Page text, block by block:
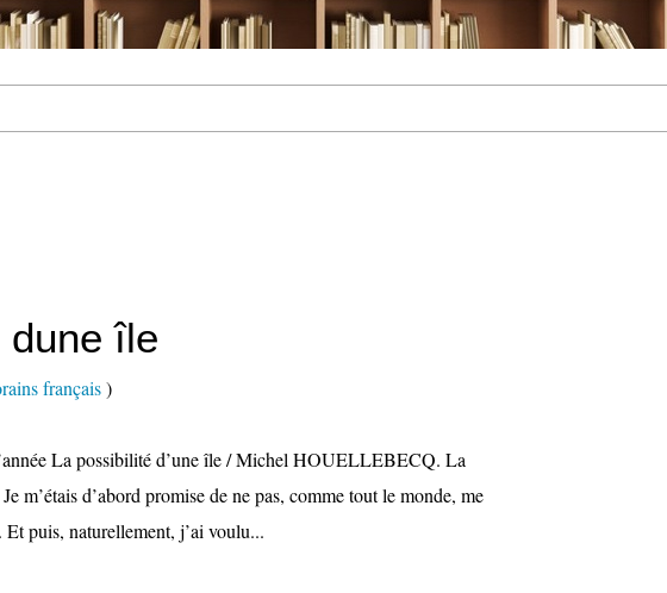
île
français)
La possibilité d’une île / Michel HOUELLEBECQ. La
m’étais d’abord promise de ne pas, comme tout le monde, me
puis, naturellement, j’ai voulu...